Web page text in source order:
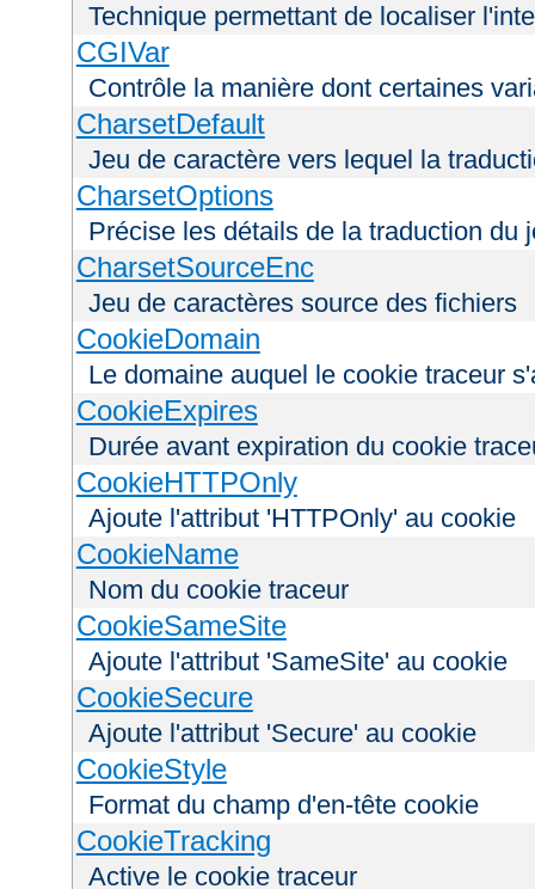
Technique permettant de localiser
CGIVar
Contrôle la manière dont certaines
CharsetDefault
Jeu de caractère vers lequel la
CharsetOptions
Précise les détails de la traduction du
CharsetSourceEnc
Jeu de caractères source des fichiers
CookieDomain
Le domaine auquel le cookie traceur
CookieExpires
Durée avant expiration du cookie
CookieHTTPOnly
Ajoute l'attribut 'HTTPOnly' au cookie
CookieName
Nom du cookie traceur
CookieSameSite
Ajoute l'attribut 'SameSite' au cookie
CookieSecure
Ajoute l'attribut 'Secure' au cookie
CookieStyle
Format du champ d'en-tête cookie
CookieTracking
Active le cookie traceur